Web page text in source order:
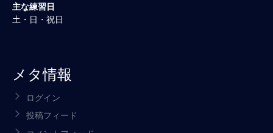
主な練習日
土・日・祝日
メタ情報
ログイン
投稿フィード